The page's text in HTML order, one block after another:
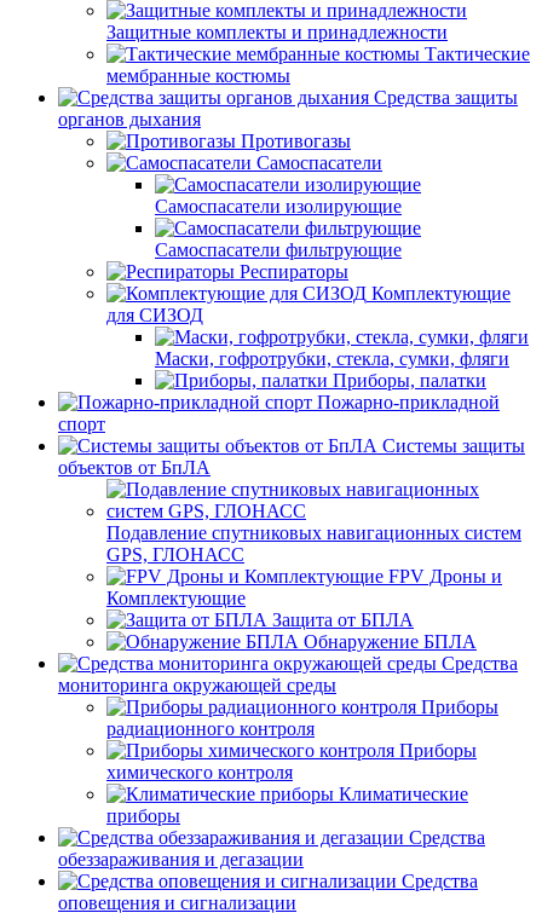
Защитные комплекты и принадлежности
Тактические
мембранные костюмы
Средства защиты
органов дыхания
Противогазы
Самоспасатели
Самоспасатели изолирующие
Самоспасатели фильтрующие
Респираторы
Комплектующие
для СИЗОД
Маски, гофротрубки, стекла, сумки, фляги
Приборы, палатки
Пожарно-прикладной
спорт
Системы защиты
объектов от БпЛА
Подавление спутниковых навигационных систем
GPS, ГЛОНАСС
FPV Дроны и
Комплектующие
Защита от БПЛА
Обнаружение БПЛА
Средства
мониторинга окружающей среды
Приборы
радиационного контроля
Приборы
химического контроля
Климатические
приборы
Средства
обеззараживания и дегазации
Средства
оповещения и сигнализации